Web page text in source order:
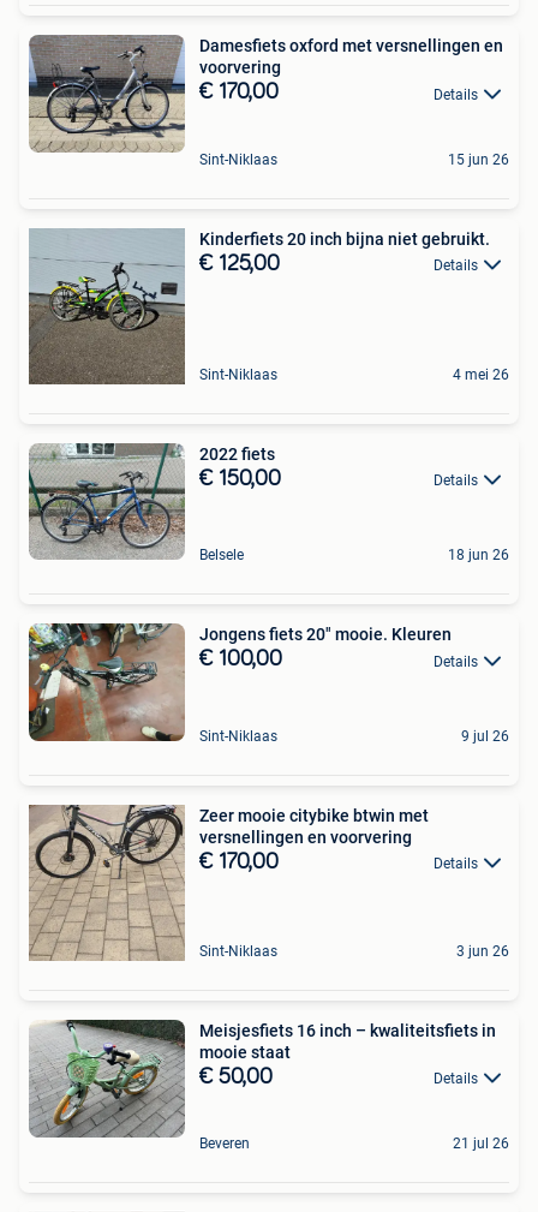
Damesfiets oxford met versnellingen en
voorvering
€ 170,00 Details
Sint-Niklaas 15 jun 26
Kinderfiets 20 inch bijna niet gebruikt.
€ 125,00 Details
Sint-Niklaas 4 mei 26
2022 fiets
€ 150,00 Details
Belsele 18 jun 26
Jongens fiets 20" mooie. Kleuren
€ 100,00 Details
Sint-Niklaas 9 jul 26
Zeer mooie citybike btwin met
versnellingen en voorvering
€ 170,00 Details
Sint-Niklaas 3 jun 26
Meisjesfiets 16 inch – kwaliteitsfiets in
mooie staat
€ 50,00 Details
Beveren 21 jul 26